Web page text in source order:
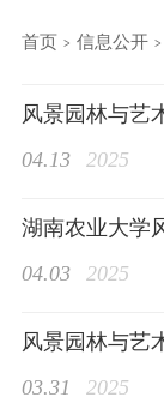
首页> 信息公开>
04.13
2025
04.03
2025
03.31
2025